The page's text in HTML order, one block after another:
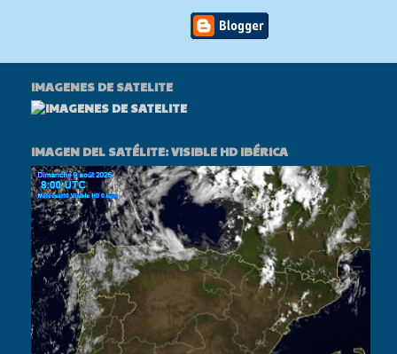
IMAGENES DE SATELITE
IMAGEN DEL SATÉLITE: VISIBLE HD IBÉRICA